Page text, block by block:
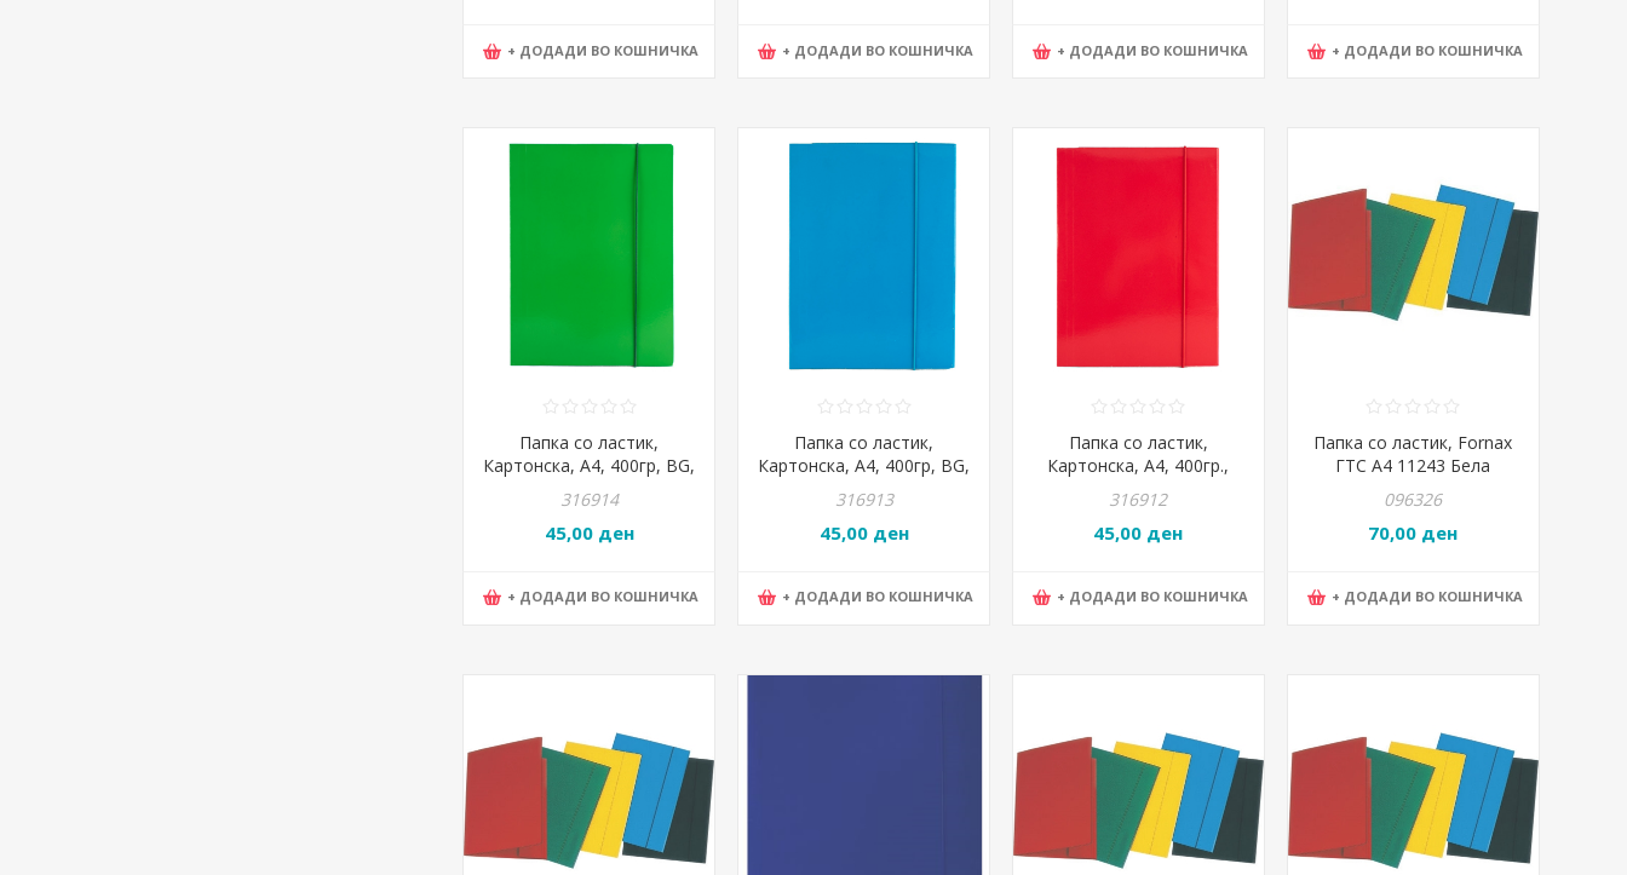
+ ДОДАДИ ВО КОШНИЧКА + ДОДАДИ ВО КОШНИЧКА + ДОДАДИ ВО КОШНИЧКА + ДОДАДИ ВО КОШНИЧКА
Папка со ластик,
Картонска, А4, 400гр, BG,
316914
45,00 ден
+ ДОДАДИ ВО КОШНИЧКА
Папка со ластик,
Картонска, А4, 400гр, BG,
316913
45,00 ден
+ ДОДАДИ ВО КОШНИЧКА
Папка со ластик,
Картонска, А4, 400гр.,
052 RD Црвена
316912
45,00 ден
+ ДОДАДИ ВО КОШНИЧКА
Папка со ластик, Fornax
ГТС А4 11243 Бела
096326
70,00 ден
+ ДОДАДИ ВО КОШНИЧКА